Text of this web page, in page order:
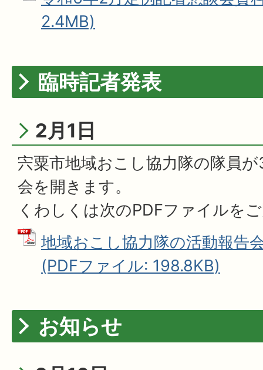
2.4MB)
臨時記者発表
2月1日
宍粟市地域おこし協力隊の隊員
会を開きます。
くわしくは次のPDFファイルを
地域おこし協力隊の活動報告
(PDFファイル: 198.8KB)
お知らせ